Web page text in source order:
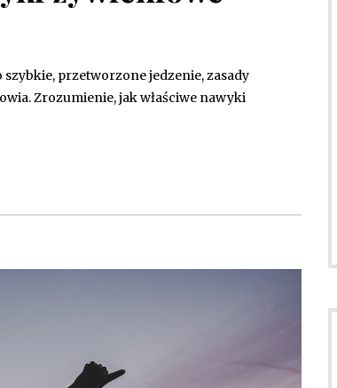
szybkie, przetworzone jedzenie, zasady
Zrozumienie, jak właściwe nawyki